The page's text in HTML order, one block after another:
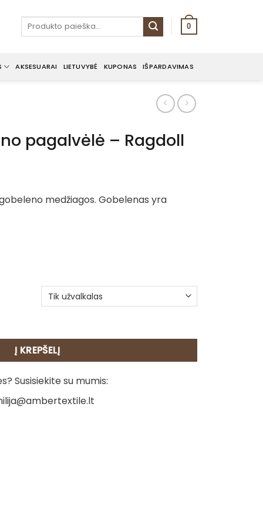
Ieškoti: 0
AKSESUARAI LIETUVYBĖ KUPONAS IŠPARDAVIMAS
pagalvėlė – Ragdoll
medžiagos. Gobelenas yra
Į KREPŠELĮ
Susisiekite su mumis: